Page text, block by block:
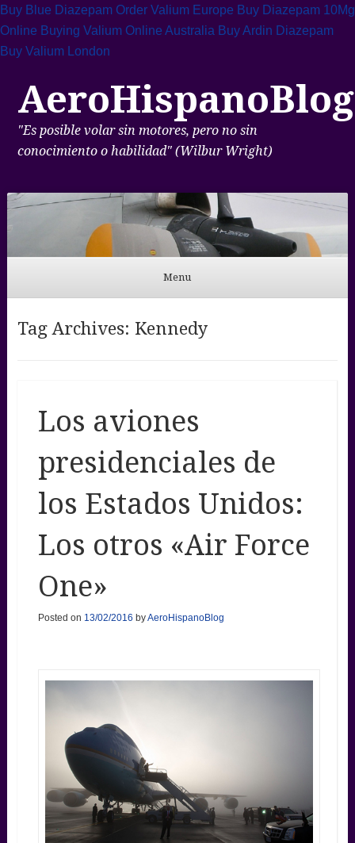
Buy Blue Diazepam Order Valium Europe Buy Diazepam 10Mg
Online Buying Valium Online Australia Buy Ardin Diazepam
Buy Valium London
AeroHispanoBlog
"Es posible volar sin motores, pero no sin
conocimiento o habilidad" (Wilbur Wright)
Menu
Tag Archives: Kennedy
Los aviones
presidenciales de
los Estados Unidos:
Los otros «Air Force
One»
Posted on 13/02/2016 byAeroHispanoBlog